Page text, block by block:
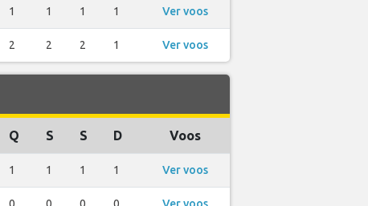
1 1 1 1 Ver voos
2 2 2 1 Ver voos
Q S S D Voos
1 1 1 1 Ver voos